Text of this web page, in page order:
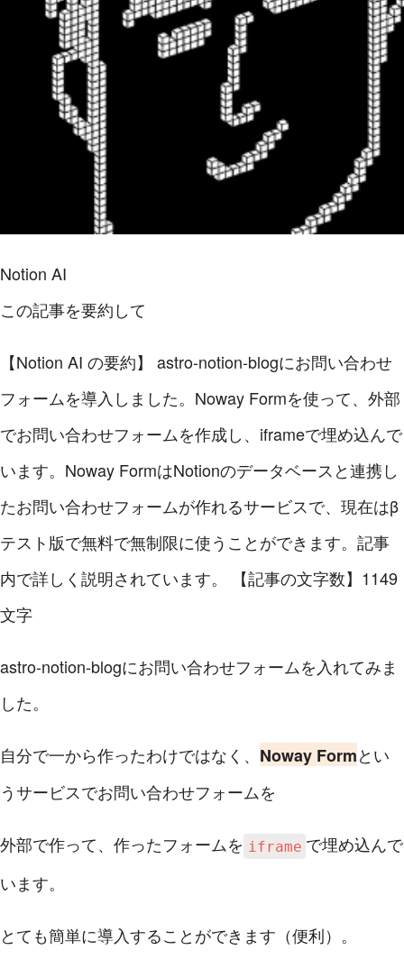
Notion AI
この記事を要約して
【Notion AI の要約】
astro-notion-blogにお問い合わせ
フォームを導入しました。Noway Formを使って、外部
でお問い合わせフォームを作成し、iframeで埋め込んで
います。Noway FormはNotionのデータベースと連携し
たお問い合わせフォームが作れるサービスで、現在はβ
テスト版で無料で無制限に使うことができます。記事
内で詳しく説明されています。
【記事の文字数】1149
文字
astro-notion-blogにお問い合わせフォームを入れてみま
した。
自分で一から作ったわけではなく、 Noway Formとい
うサービスでお問い合わせフォームを
外部で作って、作ったフォームを iframe で埋め込んで
います。
とても簡単に導入することができます（便利）。